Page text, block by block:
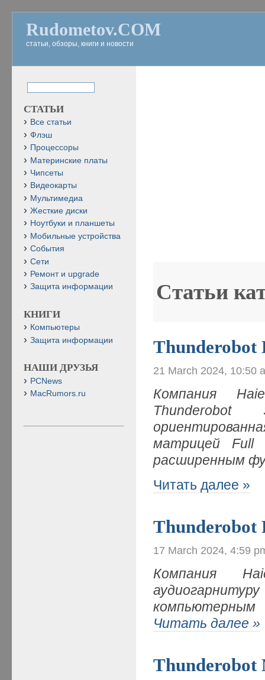
Rudometov.COM
статьи, обзоры, книги и новости
Статьи
Thunderobot
21 March 2024, 10:50
Компания
Thunderobot
матрицей Full
расширенным
Читать далее »
Thunderobot
17 March 2024, 4:59
Компания
Читать далее »
СТАТЬИ
Все статьи
Флэш
Процессоры
Материнские платы
Чипсеты
Видеокарты
Мультимедиа
Жесткие диски
Ноутбуки и планшеты
Мобильные устройства
События
Сети
Ремонт и upgrade
Защита информации
КНИГИ
Компьютеры
Защита информации
НАШИ ДРУЗЬЯ
PCNews
MacRumors.ru